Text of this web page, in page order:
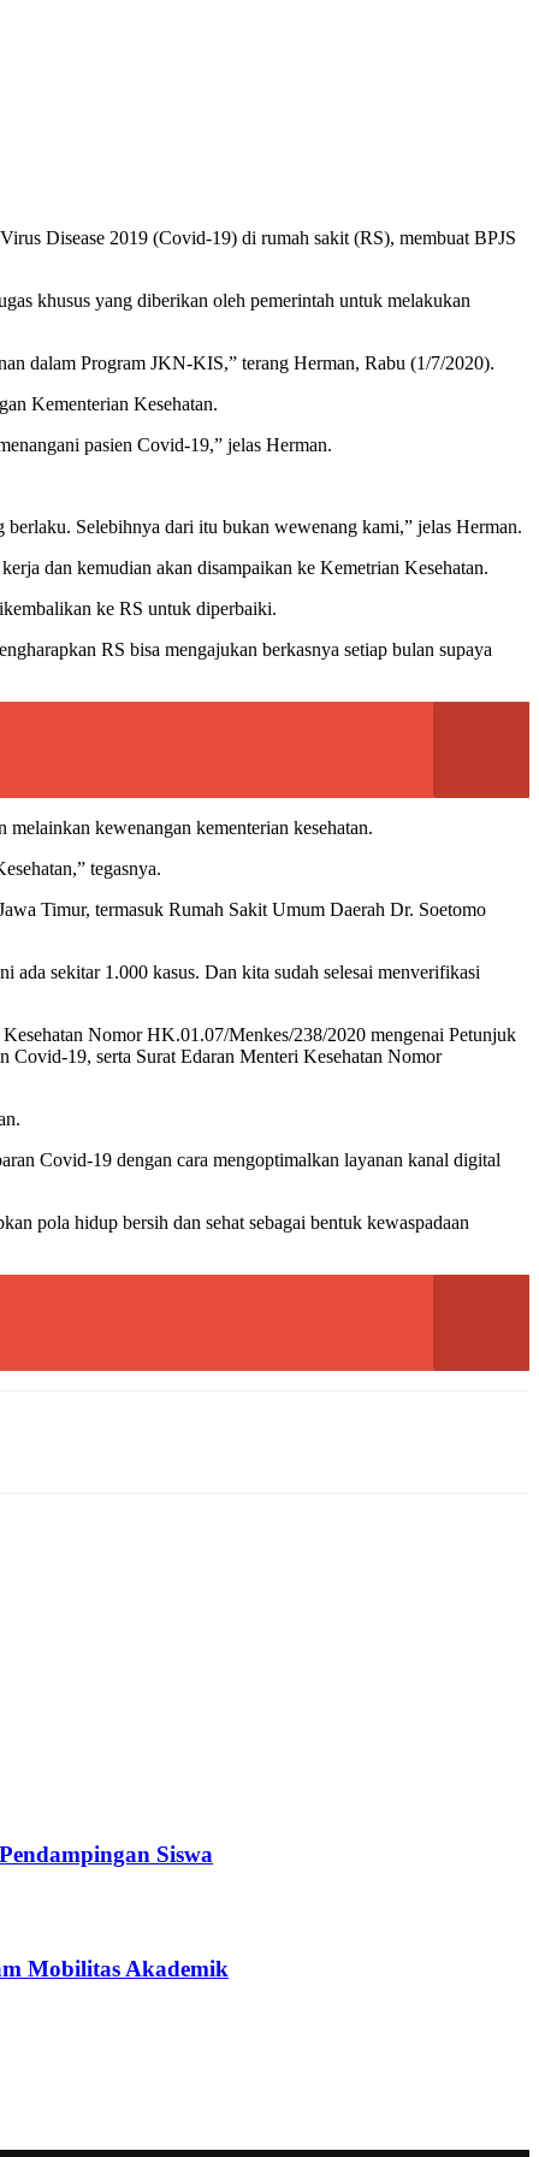
Disease 2019 (Covid-19) di rumah sakit (RS), membuat BPJS
khusus yang diberikan oleh pemerintah untuk melakukan
dalam Program JKN-KIS,” terang Herman, Rabu (1/7/2020).
Kementerian Kesehatan.
pasien Covid-19,” jelas Herman.
berlaku. Selebihnya dari itu bukan wewenang kami,” jelas Herman.
dan kemudian akan disampaikan ke Kemetrian Kesehatan.
ke RS untuk diperbaiki.
RS bisa mengajukan berkasnya setiap bulan supaya
kewenangan kementerian kesehatan.
tegasnya.
Timur, termasuk Rumah Sakit Umum Daerah Dr. Soetomo
sekitar 1.000 kasus. Dan kita sudah selesai menverifikasi
Nomor HK.01.07/Menkes/238/2020 mengenai Petunjuk
Covid-19, serta Surat Edaran Menteri Kesehatan Nomor
Covid-19 dengan cara mengoptimalkan layanan kanal digital
pola hidup bersih dan sehat sebagai bentuk kewaspadaan
Siswa
Mobilitas Akademik